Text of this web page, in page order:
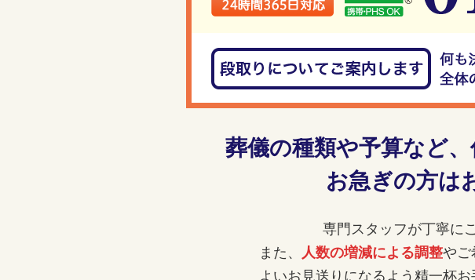
葬儀の種類や予算など、
お急ぎの方は
専門スタッフが丁寧に
また、 人数の増減による調整やご
よいお見送りになるよう精一杯